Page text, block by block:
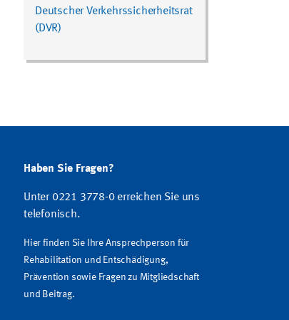
Deutscher Verkehrssicherheitsrat
(DVR)
Haben Sie Fragen?
Unter 0221 3778-0 erreichen Sie uns
telefonisch.
Hier finden Sie Ihre Ansprechperson für
Rehabilitation und Entschädigung,
Prävention sowie Fragen zu Mitgliedschaft
und Beitrag.